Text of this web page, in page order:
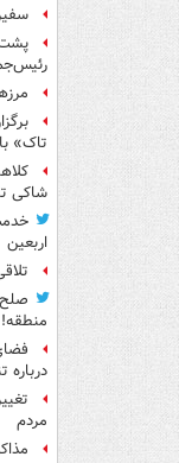
تاک» با ۲۹۷۹ شاکی
شاکی
اربعین
صلح
منطقه!
مردم